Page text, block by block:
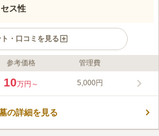
ス性
ト・口コミを見る
れた近代的な作りの都市型霊園です。屋内
ー型納骨壇となっており、15年経つと合祀墓
参考価格 管理費
10万円～ 5,000円
の詳細を見る